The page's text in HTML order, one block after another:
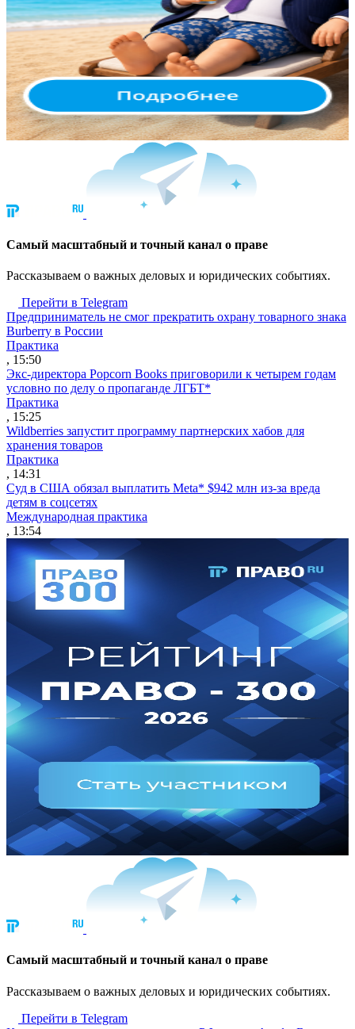
Cамый масштабный и точный канал о праве
Рассказываем о важных деловых и юридических событиях.
Перейти в Telegram
Предприниматель не смог прекратить охрану товарного знака
Burberry в России
Практика
, 15:50
Экс-директора Popcorn Books приговорили к четырем годам
условно по делу о пропаганде ЛГБТ*
Практика
, 15:25
Wildberries запустит программу партнерских хабов для
хранения товаров
Практика
, 14:31
Суд в США обязал выплатить Meta* $942 млн из-за вреда
детям в соцсетях
Международная практика
, 13:54
Cамый масштабный и точный канал о праве
Рассказываем о важных деловых и юридических событиях.
Перейти в Telegram